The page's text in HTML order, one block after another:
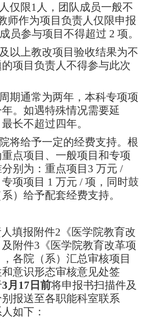
仅限1人，团队成员一般不
师作为项目负责人仅限申报
员参与项目不得超过 2 项。
以上教改项目验收结果为不
项目负责人不得参与此次
期通常为两年，本科专项项
。如遇特殊情况需要延
长不超过四年。
将给予一定的经费支持。 根
点项目、一般项目和专项
别为：重点项目 3 万元 /
项项目 1 万元 / 项，同时鼓
）给予配套经费支持。
填报附件2 《医学院教育改
附件3 《医学院教育改革项
各院（系）汇总审核项目
意识形态审核意见处签
3月 17 日前将申报书扫描件及
报送至各职能科室联系
如下：